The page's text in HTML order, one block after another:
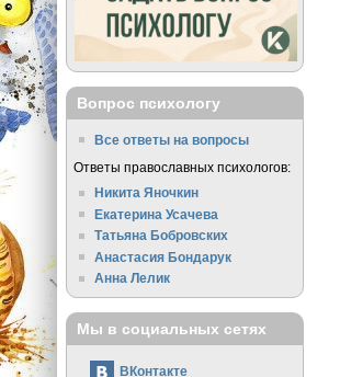
Вопрос психологу
Все ответы на вопросы
Ответы православных психологов:
Никита Яночкин
Екатерина Усачева
Татьяна Бобровских
Анастасия Бондарук
Анна Лелик
Мы в социальных сетях
ВКонтакте